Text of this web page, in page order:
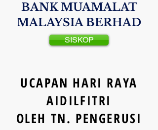
BANK MUAMALAT
MALAYSIA BERHAD
SISKOP
UCAPAN HARI RAYA
AIDILFITRI
OLEH TN. PENGERUSI